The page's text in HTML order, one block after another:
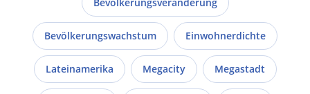
Bevölkerungswachstum Einwohnerdichte
Lateinamerika Megacity Megastadt